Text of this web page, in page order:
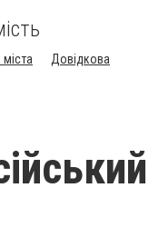
міста Довідкова